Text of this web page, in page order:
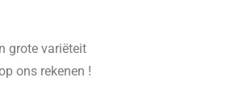
grote variëteit
ons rekenen !